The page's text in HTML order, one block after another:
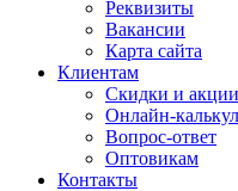
Реквизиты
Вакансии
Карта сайта
Клиентам
Скидки и акции
Онлайн-
Вопрос-ответ
Оптовикам
Контакты